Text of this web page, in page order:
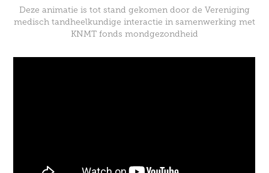
Deze animatie is tot stand gekomen door de Vereniging
medisch tandheelkundige interactie in samenwerking met
KNMT fonds mondgezondheid